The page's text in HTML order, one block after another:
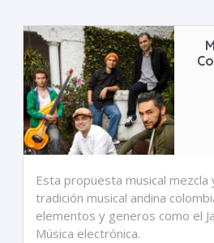
Esta propuesta musical
tradición musical andina
elementos y generos como el
Música electrónica.